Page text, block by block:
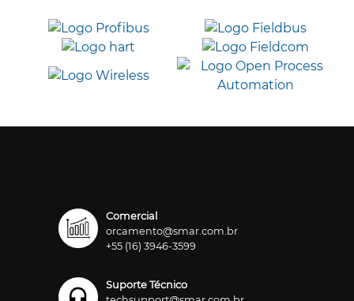
Comercial
orcamento@smar.com.br
+55 (16) 3946-3599
Suporte Técnico